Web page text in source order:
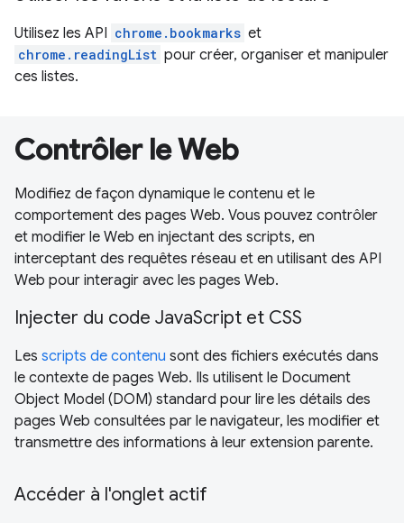
Utilisez les API chrome.bookmarks et
chrome.readingList pour créer, organiser et manipuler
ces listes.
Contrôler le Web
Modifiez de façon dynamique le contenu et le
comportement des pages Web. Vous pouvez contrôler
et modifier le Web en injectant des scripts, en
interceptant des requêtes réseau et en utilisant des API
Web pour interagir avec les pages Web.
Injecter du code JavaScript et CSS
Les scripts de contenu sont des fichiers exécutés dans
le contexte de pages Web. Ils utilisent le Document
Object Model (DOM) standard pour lire les détails des
pages Web consultées par le navigateur, les modifier et
transmettre des informations à leur extension parente.
Accéder à l'onglet actif